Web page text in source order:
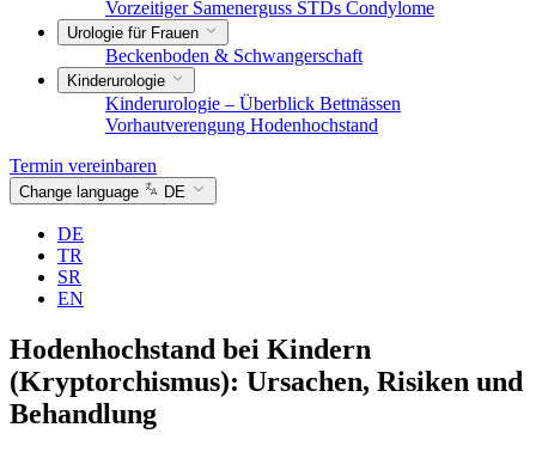
Vorzeitiger Samenerguss STDs Condylome
Urologie für Frauen
Beckenboden & Schwangerschaft
Kinderurologie
Kinderurologie – Überblick Bettnässen
Vorhautverengung Hodenhochstand
Termin vereinbaren
Change language DE
DE
TR
SR
EN
Hodenhochstand bei Kindern
(Kryptorchismus): Ursachen, Risiken und
Behandlung